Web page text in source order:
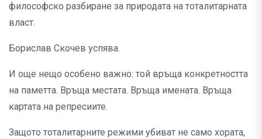
философско разбиране за природата на тоталитарната
власт.
Борислав Скочев успява.
И още нещо особено важно: той връща конкретността
на паметта. Връща местата. Връща имената. Връща
картата на репресиите.
Защото тоталитарните режими убиват не само хората,